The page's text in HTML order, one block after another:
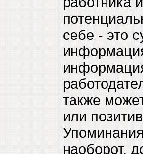
себе - это
также
или
наоборот,